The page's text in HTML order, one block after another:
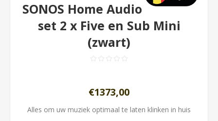
SONOS Home Audio
set 2 x Five en Sub Mini
(zwart)
€1373,00
Alles om uw muziek optimaal te laten klinken in huis